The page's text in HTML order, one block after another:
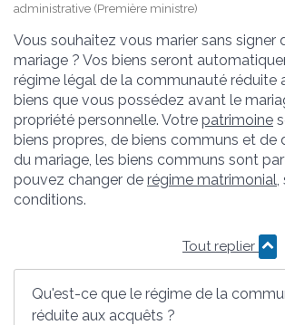
administrative (Première ministre)
Vous souhaitez vous marier sans signer
mariage ? Vos biens seront
régime légal de la communauté réduite
biens que vous possédez avant le
propriété personnelle. Votre patrimoine
biens propres, de biens communs et de
du mariage, les biens communs sont
pouvez changer de régime matrimonial
conditions.
Tout replier
Qu'est-ce que le régime de la
réduite aux acquêts ?